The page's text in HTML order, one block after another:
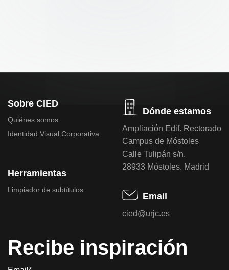
Sobre CIED
Quiénes somos
Identidad Visual Corporativa
Herramientas
Limpiador de subtítulos
Dónde estamos
Ampliación Edif. Rectorado
Campus de Móstoles
Calle Tulipán s/n.
28933 Móstoles. Madrid
Email
cied@urjc.es
Recibe inspiración